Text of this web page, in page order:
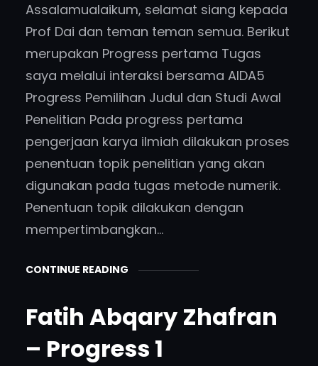
Assalamualaikum, selamat siang kepada
Prof Dai dan teman teman semua. Berikut
merupakan Progress pertama Tugas
saya melalui interaksi bersama AIDA5
Progress Pemilihan Judul dan Studi Awal
Penelitian Pada progress pertama
pengerjaan karya ilmiah dilakukan proses
penentuan topik penelitian yang akan
digunakan pada tugas metode numerik.
Penentuan topik dilakukan dengan
mempertimbangkan…
CONTINUE READING
Fatih Abqary Zhafran
– Progress 1